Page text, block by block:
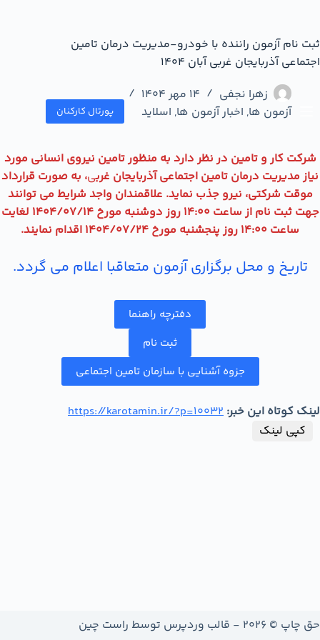
پورتال کارکنان
ثبت نام آزمون راننده با خودرو-مدیریت درمان تامین
اجتماعی آذربایجان غربی آبان 1404
زهرا نجفی
14 مهر 1404
آزمون ها, اخبار آزمون ها, اسلاید
شرکت کار و تامین در نظر دارد به منظور تامین نیروی انسانی مورد
نیاز مدیریت درمان تامین اجتماعی آذربایجان غربی، به صورت قرارداد
موقت شرکتی، نیرو جذب نماید. علاقمندان واجد شرایط می توانند
جهت ثبت نام از ساعت 14:00 روز دوشنبه مورخ 1404/07/14 لغایت
ساعت 14:00 روز پنجشنبه مورخ 1404/07/24 اقدام نمایند.
تاریخ و محل برگزاری آزمون متعاقبا اعلام می گردد.
دفترچه راهنما
ثبت نام
جزوه آشنایی با سازمان تامین اجتماعی
لینک کوتاه این خبر: https://karotamin.ir/?p=10032
کپی لینک
حق چاپ © 2026 - قالب وردپرس توسط راست چین